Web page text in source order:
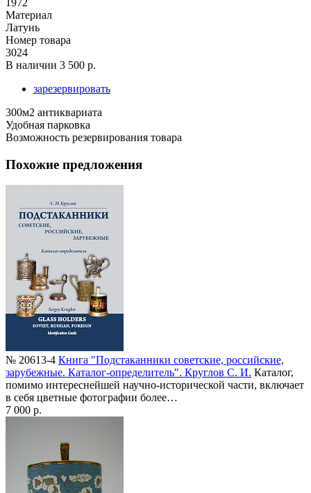
Материал
Латунь
Номер товара
3024
В наличии 3 500 р.
зарезервировать
300м2 антиквариата
Удобная парковка
Возможность резервирования товара
Похожие предложения
№ 20613-4 Книга "Подстаканники советские, российские,
зарубежные. Каталог-определитель". Круглов С. И. Каталог,
помимо интереснейшей научно-исторической части, включает
в себя цветные фотографии более…
7 000 р.